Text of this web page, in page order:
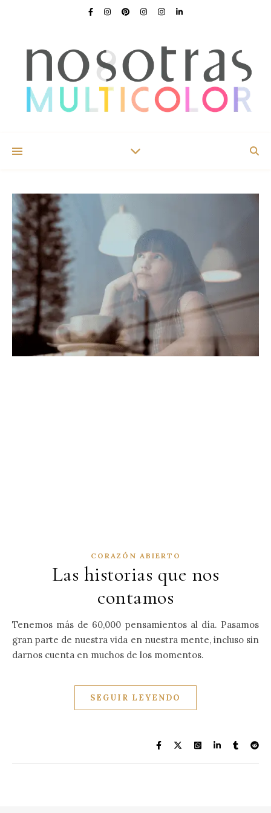
CORAZÓN ABIERTO
Las historias que nos
contamos
Tenemos más de 60,000 pensamientos al día. Pasamos
gran parte de nuestra vida en nuestra mente, incluso sin
darnos cuenta en muchos de los momentos.
SEGUIR LEYENDO